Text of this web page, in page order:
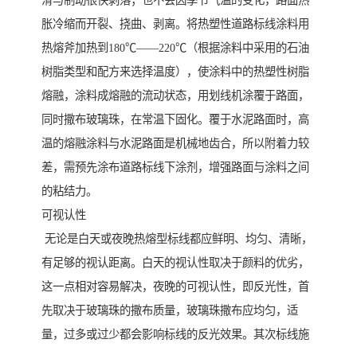
胀冷缩而开裂、挠曲、剥离。将热塑性道路标线涂料用
热熔斧加热到180℃——220℃（根据涂料中采用的石油
树脂类型和配方来选择温度），使涂料中的热塑性树脂
熔融，涂料成熔融的流动状态，用划线机涂覆于路面，
同时撒布玻璃珠，在常温下固化。覆于水泥路面时，高
温的熔融涂料与水泥路面是机械地齿合，所以附着力较
差，需预先涂布道路标线下涂剂，增强路面与涂料之间
的粘结力。
可视认性
无论是白天或夜晚热熔型标线都应鲜明、均匀、清晰，
有足够的视认距离。白天的视认性取决于颜料的优劣，
这一点相对容易解决，夜晚的可视认性，即反光性，首
先取决于玻璃珠的撒布质量，玻璃珠撒布应均匀，适
量，过多或过少都会影响标线的反光效果。其次标线施